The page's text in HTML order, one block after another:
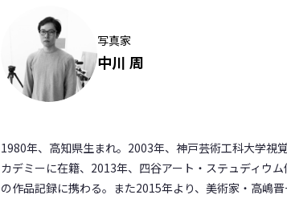
写真家
中川 周
1980年、高知県生まれ。2003年、神戸芸術工科大学視
カデミーに在籍、2013年、四谷アート・ステュディウ
の作品記録に携わる。また2015年より、美術家・高嶋